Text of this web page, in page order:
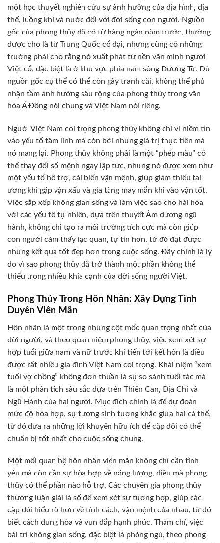
một học thuyết nghiên cứu sự ảnh hưởng của địa hình, địa
thế, luồng khí và nước đối với đời sống con người. Nguồn
gốc của phong thủy đã có từ hàng ngàn năm trước, thường
được cho là từ Trung Quốc cổ đại, nhưng cũng có những
trường phái cho rằng nó xuất phát từ nền văn minh người
Việt cổ, đặc biệt là ở khu vực phía nam sông Dương Tử. Dù
nguồn gốc cụ thể có thể còn gây tranh cãi, không thể phủ
nhận tầm ảnh hưởng sâu rộng của phong thủy trong văn
hóa Á Đông nói chung và Việt Nam nói riêng.
Người Việt Nam coi trọng phong thủy không chỉ vì niềm tin
vào yếu tố tâm linh mà còn bởi những giá trị thực tiễn mà
nó mang lại. Phong thủy không phải là một “phép màu” có
thể thay đổi số mệnh ngay lập tức, nhưng nó được xem như
một yếu tố hỗ trợ, cải biến vận mệnh, giúp giảm thiểu tai
ương khi gặp vận xấu và gia tăng may mắn khi vào vận tốt.
Việc sắp xếp không gian sống và làm việc sao cho hài hòa
với các yếu tố tự nhiên, dựa trên thuyết Âm dương ngũ
hành, không chỉ tạo ra môi trường tích cực mà còn giúp
con người cảm thấy lạc quan, tự tin hơn, từ đó đạt được
những kết quả tốt đẹp hơn trong cuộc sống. Đây chính là lý
do vì sao phong thủy đã trở thành một phần không thể
thiếu trong nhiều khía cạnh của đời sống người Việt.
Phong Thủy Trong Hôn Nhân: Xây Dựng Tình
Duyên Viên Mãn
Hôn nhân là một trong những cột mốc quan trọng nhất của
đời người, và theo quan niệm phong thủy, việc xem xét sự
hợp tuổi giữa nam và nữ trước khi tiến tới kết hôn là điều
được rất nhiều gia đình Việt Nam coi trọng. Khái niệm “xem
tuổi vợ chồng” không đơn thuần là sự so sánh tuổi tác mà
là một phân tích sâu sắc dựa trên Thiên Can, Địa Chi và
Ngũ Hành của hai người. Mục đích chính là để dự đoán
mức độ hòa hợp, sự tương sinh tương khắc giữa hai cá thể,
từ đó đưa ra những lời khuyên hữu ích để cặp đôi có thể
chuẩn bị tốt nhất cho cuộc sống chung.
Một mối quan hệ hôn nhân viên mãn không chỉ cần tình
yêu mà còn cần sự hòa hợp về năng lượng, điều mà phong
thủy có thể phần nào hỗ trợ. Các chuyên gia phong thủy
thường luận giải lá số để xem xét sự tương hợp, giúp các
cặp đôi hiểu rõ hơn về tính cách, vận mệnh của nhau, từ đó
biết cách dung hòa và vun đắp hạnh phúc. Thậm chí, việc
bài trí không gian sống, đặc biệt là phòng ngủ, theo phong